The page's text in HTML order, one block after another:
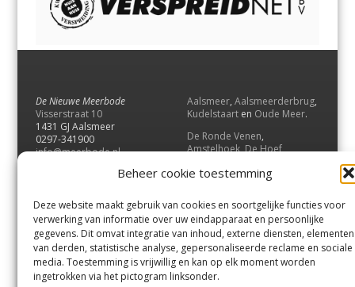
Beheer cookie toestemming
Deze website maakt gebruik van cookies en soortgelijke functies voor
verwerking van informatie over uw eindapparaat en persoonlijke
gegevens. Dit omvat integratie van inhoud, externe diensten, elementen
van derden, statistische analyse, gepersonaliseerde reclame en sociale
media. Toestemming is vrijwillig en kan op elk moment worden
ingetrokken via het pictogram linksonder.
De Nieuwe Meerbode
Visserstraat 10
1431 GJ Aalsmeer
0297-341900
info@meerbode.nl
Aalsmeer, Aalsmeerderbrug,
Kudelstaart en Oude Meer.
De Ronde Venen,
Amstelhoek,De Hoef,
Vrouwenakker,Waverveen
UithoornenDe Kwakel.
Contact
Andere uitgaven
Bezorgklacht